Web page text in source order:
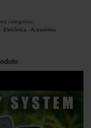
categorias:
- Eletrônica -Acessórios